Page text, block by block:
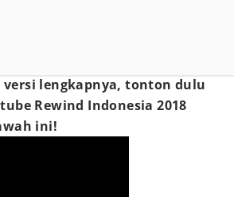
versi lengkapnya, tonton dulu
Rewind Indonesia 2018
ini!